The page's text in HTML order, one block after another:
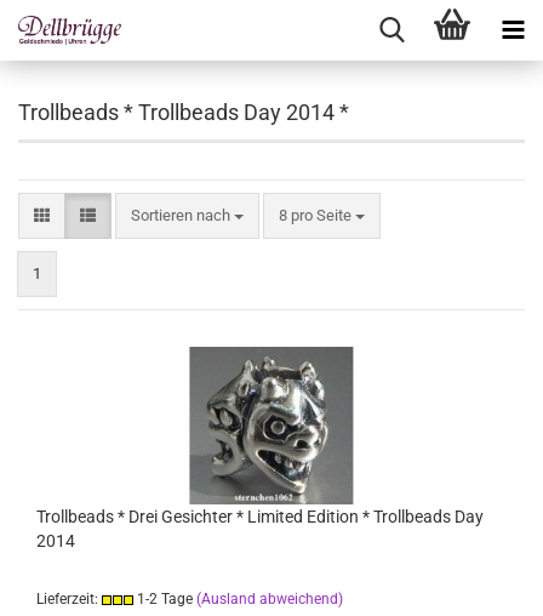
Trollbeads * Trollbeads Day 2014 *
Sortieren nach
Sortieren nach 8 pro Seite
pro Seite
1
Trollbeads * Drei Gesichter * Limited Edition * Trollbeads Day
2014
Lieferzeit: 1-2 Tage (Ausland abweichend)